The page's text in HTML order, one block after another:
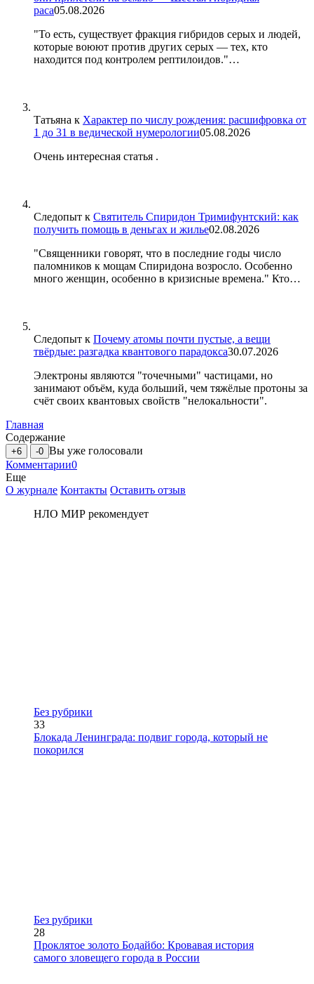
раса05.08.2026
"То есть, существует фракция гибридов серых и людей,
которые воюют против других серых — тех, кто
находится под контролем рептилоидов."…
Татьяна к Характер по числу рождения: расшифровка от
1 до 31 в ведической нумерологии05.08.2026
Очень интересная статья .
Следопыт к Святитель Спиридон Тримифунтский: как
получить помощь в деньгах и жилье02.08.2026
"Священники говорят, что в последние годы число
паломников к мощам Спиридона возросло. Особенно
много женщин, особенно в кризисные времена." Кто…
Следопыт к Почему атомы почти пустые, а вещи
твёрдые: разгадка квантового парадокса30.07.2026
Электроны являются "точечными" частицами, но
занимают объём, куда больший, чем тяжёлые протоны за
счёт своих квантовых свойств "нелокальности".
Главная
Содержание
+6 -0 Вы уже голосовали
Комментарии0
Еще
О журнале Контакты Оставить отзыв
НЛО МИР рекомендует
Без рубрики
33
Блокада Ленинграда: подвиг города, который не
покорился
Без рубрики
28
Проклятое золото Бодайбо: Кровавая история
самого зловещего города в России